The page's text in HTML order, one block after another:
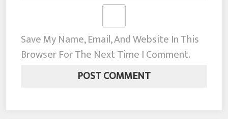
Save My Name, Email, And Website In This
Browser For The Next Time I Comment.